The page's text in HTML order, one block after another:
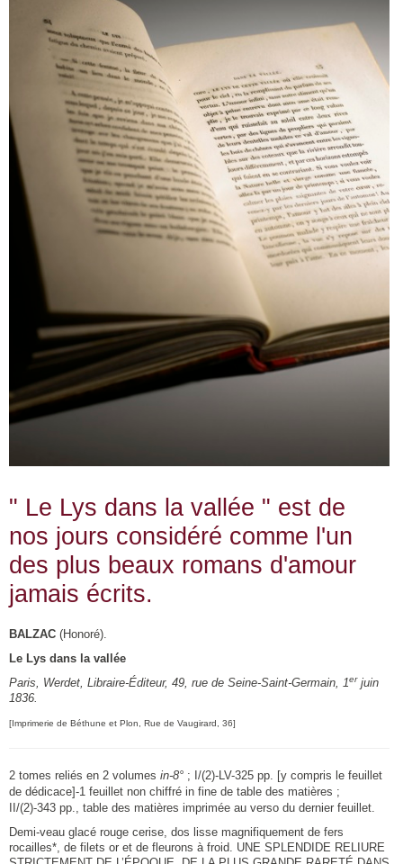
" Le Lys dans la vallée " est de
nos jours considéré comme l'un
des plus beaux romans d'amour
jamais écrits.
BALZAC (Honoré).
Le Lys dans la vallée
Paris, Werdet, Libraire-Éditeur, 49, rue de Seine-Saint-Germain, 1erjuin
1836.
[Imprimerie de Béthune et Plon, Rue de Vaugirard, 36]
2 tomes reliés en 2 volumes in-8° ; I/(2)-LV-325 pp. [y compris le feuillet
de dédicace]-1 feuillet non chiffré in fine de table des matières ;
II/(2)-343 pp., table des matières imprimée au verso du dernier feuillet.
Demi-veau glacé rouge cerise, dos lisse magnifiquement de fers
rocailles*, de filets or et de fleurons à froid. UNE SPLENDIDE RELIURE